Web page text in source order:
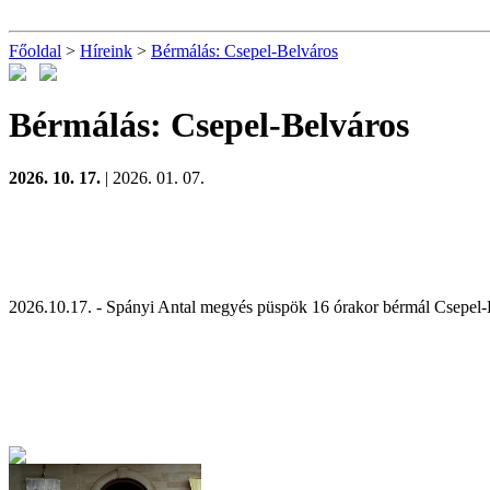
Főoldal > Híreink > Bérmálás: Csepel-Belváros
Bérmálás: Csepel-Belváros
2026. 10. 17. | 2026. 01. 07.
2026.10.17. - Spányi Antal megyés püspök 16 órakor bérmál